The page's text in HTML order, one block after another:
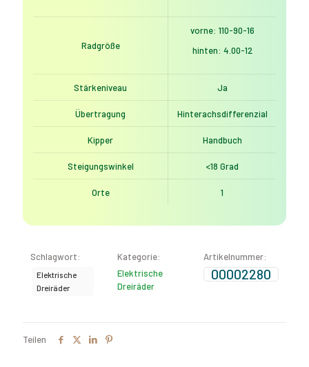
Radgröße
vorne: 110-90-16
hinten: 4.00-12
Stärkeniveau Ja
Übertragung Hinterachsdifferenzial
Kipper Handbuch
Steigungswinkel <18 Grad
Orte 1
Schlagwort:
Elektrische
Dreiräder
Kategorie:
Elektrische
Dreiräder
Artikelnummer:
00002280
Teilen